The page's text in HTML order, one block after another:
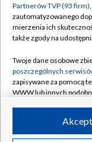
©2026
Partnerów TVP (93 firm)
zautomatyzowanego
mierzenia ich
także zgody na
Twoje dane osobowe
poszczególnych
zapisywane za pomocą
WWW lub innych
ruchu w Internecie.